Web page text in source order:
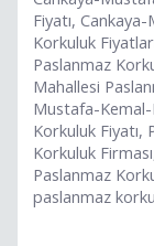
Fiyatı,
Korkuluk
Paslanmaz
Mahallesi
Mustafa-Kemal-
Korkuluk Fiyatı,
Korkuluk
Paslanmaz
paslanmaz